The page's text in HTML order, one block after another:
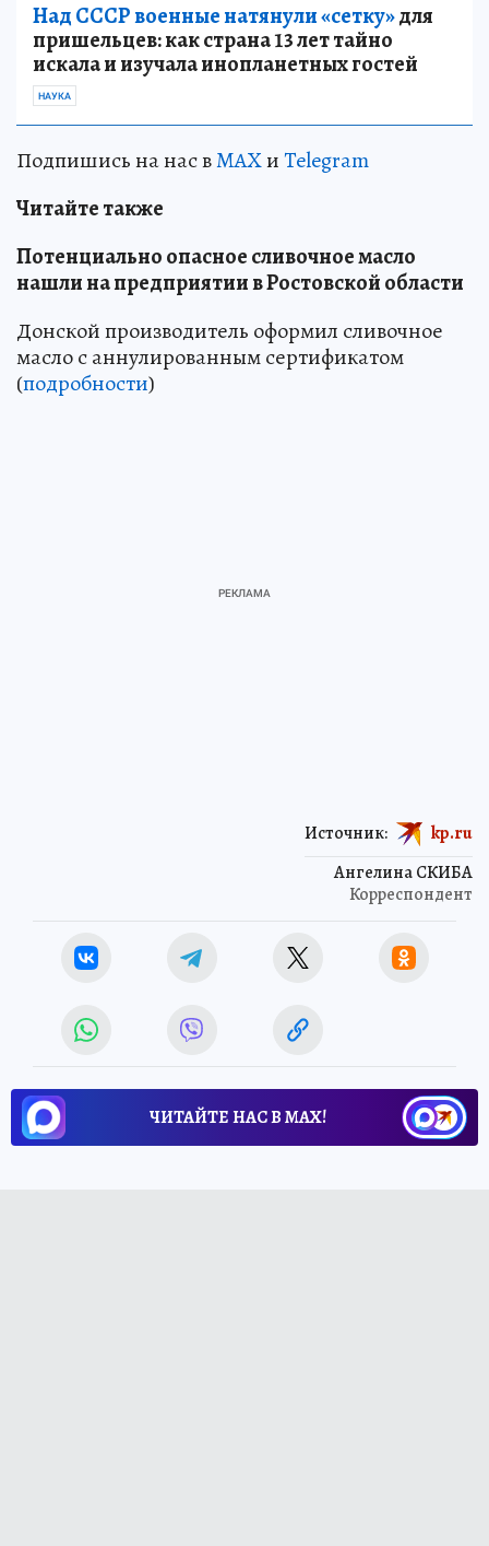
Над СССР военные натянули «сетку»для
пришельцев: как страна 13 лет тайно
искала и изучала инопланетных гостей
НАУКА
Подпишись на нас вMAXиTelegram
Читайте также
Потенциально опасное сливочное масло
нашли на предприятии в Ростовской области
Донской производитель оформил сливочное
масло с аннулированным сертификатом
(подробности)
Ангелина СКИБА
Корреспондент
Источник: kp.ru
ЧИТАЙТЕ НАС В МАХ!